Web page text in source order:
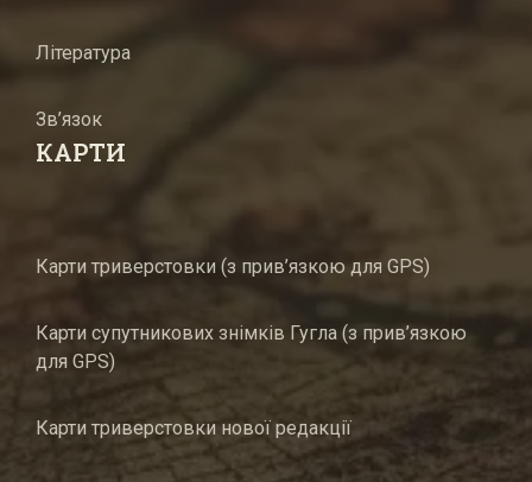
Література
Зв’язок
КАРТИ
Карти триверстовки (з прив’язкою для GPS)
Карти супутникових знімків Гугла (з прив’язкою
для GPS)
Карти триверстовки нової редакції